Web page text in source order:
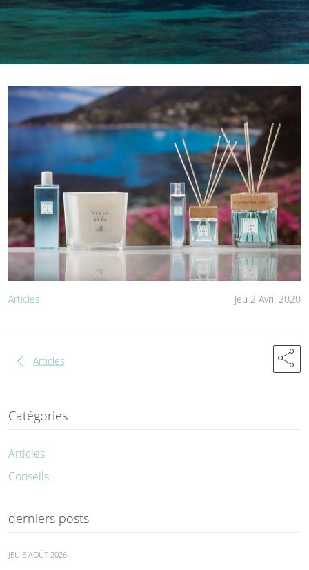
Jeu 2 Avril 2020
Articles
chevron_left Articles share
Catégories
Articles
Conseils
derniers posts
JEU 6 AOÛT 2026